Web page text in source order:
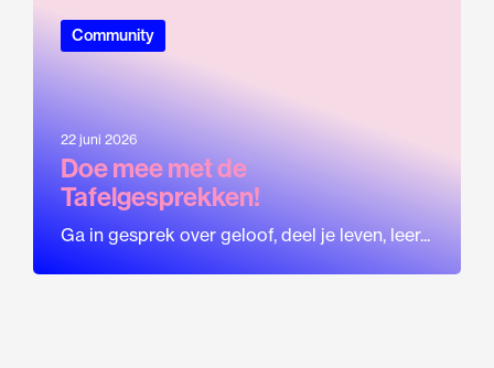
Community
22 juni 2026
Doe mee met de
Tafelgesprekken!
Ga in gesprek over geloof, deel je leven, leer...